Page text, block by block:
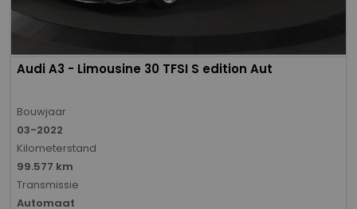
Audi A3 - Limousine 30 TFSI S edition Aut
Bouwjaar
03-2022
Kilometerstand
99.577 km
Transmissie
Automaat